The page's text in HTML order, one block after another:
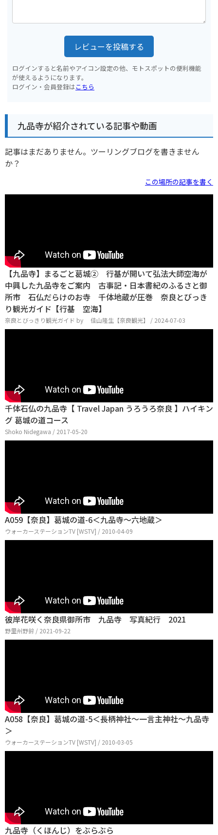
レビューを投稿する
ログインすると名前やアイコン設定の他、モトスポットの便利機能
が使えるようになります。
ログイン・会員登録はこちら
九品寺が紹介されている記事や動画
記事はまだありません。ツーリングブログを書きません
か？
この場所の記事を書く
【九品寺】まるごと葛城② 行基が開いて弘法大師空海が
中興した九品寺をご案内 古事記・日本書紀のふるさと御
所市 石仏だらけのお寺 千体地蔵が圧巻 奈良とびっき
り観光ガイド【行基 空海】
奈良とびっきり観光ガイド by 佳山隆生【奈良観光】 / 2024-07-03
千体石仏の九品寺【 Travel Japan うろうろ奈良 】ハイキン
グ 葛城の道コース
Shoko Nidegawa / 2017-05-20
A059【奈良】葛城の道-6＜九品寺～六地蔵＞
ウォーカーステーションTV [WSTV] / 2010-04-09
彼岸花咲く奈良県御所市 九品寺 写真紀行 2021
野里州野鈴 / 2021-09-22
A058【奈良】葛城の道-5＜長柄神社～一言主神社～九品寺
＞
ウォーカーステーションTV [WSTV] / 2010-03-05
九品寺（くほんじ）をぶらぶら